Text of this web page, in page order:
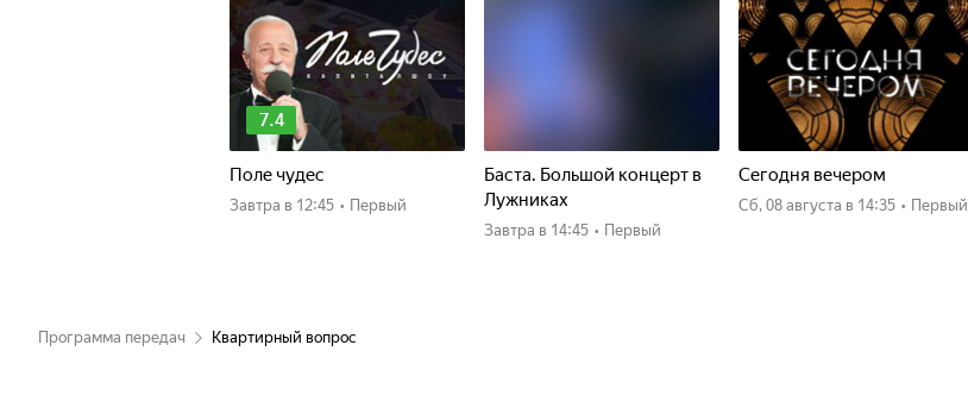
7.4
Поле чудес
Завтра в 12:45 • Первый
Баста. Большой концерт в
Лужниках
Завтра в 14:45 • Первый
Сегодня вечером
сб, 08 августа в 14:35 • Первый
Программа передач Квартирный вопрос